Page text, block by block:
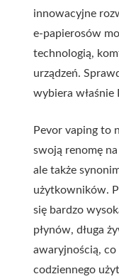
innowacyjne
e-papierosów
technologią,
urządzeń.
wybiera właśnie
Pevor vaping to
swoją renomę
ale także
użytkowników.
się bardzo
płynów, długa
awaryjnością, co
codziennego